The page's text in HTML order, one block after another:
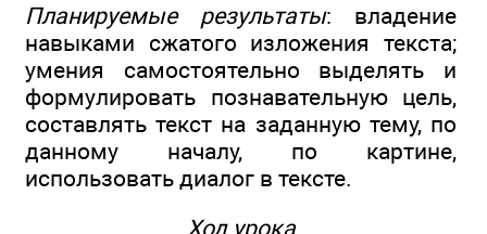
Планируемые результаты: владение
навыками сжатого изложения текста;
умения самостоятельно выделять и
формулировать познавательную цель,
составлять текст на заданную тему, по
данному началу, по картине,
использовать диалог в тексте.
Ход урока